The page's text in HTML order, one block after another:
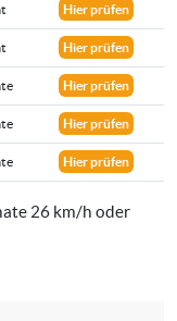
Hier prüfen
Hier prüfen
Hier prüfen
Hier prüfen
Hier prüfen
26 km/h oder